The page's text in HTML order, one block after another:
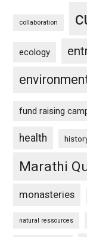
collaboration
ecology
fund raising
health
Marathi
monasteries
natural ressources